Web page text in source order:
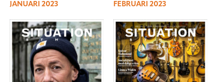
JANUARI 2023 FEBRUARI 2023